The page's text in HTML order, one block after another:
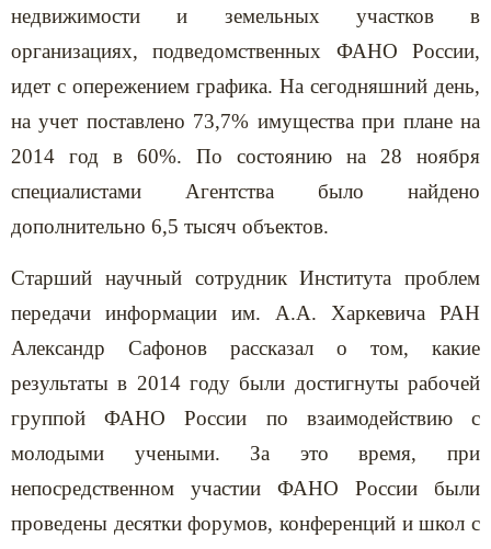
недвижимости и земельных участков в
организациях, подведомственных ФАНО России,
идет с опережением графика. На сегодняшний день,
на учет поставлено 73,7% имущества при плане на
2014 год в 60%. По состоянию на 28 ноября
специалистами Агентства было найдено
дополнительно 6,5 тысяч объектов.
Старший научный сотрудник Института проблем
передачи информации им. А.А. Харкевича РАН
Александр Сафонов рассказал о том, какие
результаты в 2014 году были достигнуты рабочей
группой ФАНО России по взаимодействию с
молодыми учеными. За это время, при
непосредственном участии ФАНО России были
проведены десятки форумов, конференций и школ с